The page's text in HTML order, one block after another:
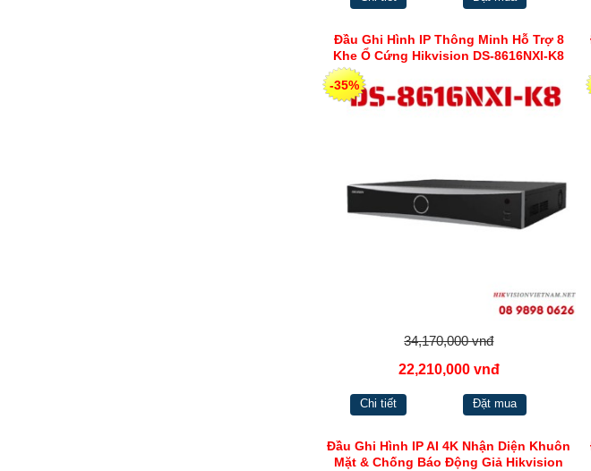
Đầu Ghi Hình IP Thông Minh Hỗ Trợ 8
Khe Ổ Cứng Hikvision DS-8616NXI-K8
-35%
34,170,000 vnđ
22,210,000 vnđ
Chi tiết Đặt mua
Đầu Ghi Hình IP AI 4K Nhận Diện Khuôn
Mặt & Chống Báo Động Giả Hikvision